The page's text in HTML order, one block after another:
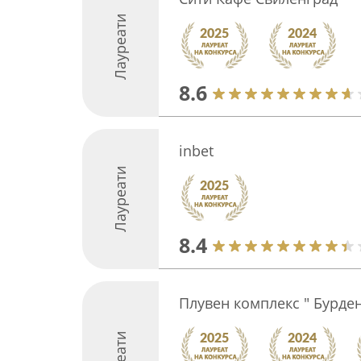
Лауреати
8.6
Лауреати
inbet
8.4
Плувен комплекс "